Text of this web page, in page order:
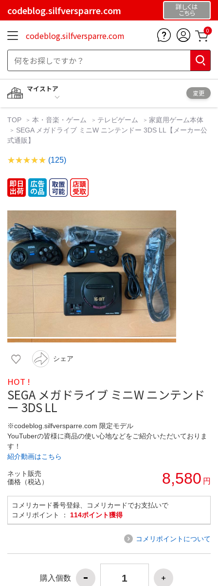
codeblog.silfversparre.com 詳しくは
こちら
codeblog.silfversparre.com 0
マイストア
変更
TOP 本・音楽・ゲーム テレビゲーム
家庭用ゲーム本体
SEGA メガドライブ ミニW ニンテンドー 3DS LL【メーカー公
式通販】
(125)
シェア
HOT !
SEGA メガドライブ ミニW ニンテンド
ー 3DS LL
※codeblog.silfversparre.com 限定モデル
YouTuberの皆様に商品の使い心地などをご紹介いただいておりま
す！
紹介動画はこちら
ネット販売
価格（税込）
8,580 円
コメリカード番号登録、コメリカードでお支払いで
コメリポイント ： 114ポイント獲得
コメリポイントについて
購入個数